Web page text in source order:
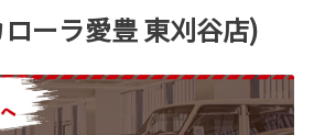
ーラ愛豊 東刈谷店)